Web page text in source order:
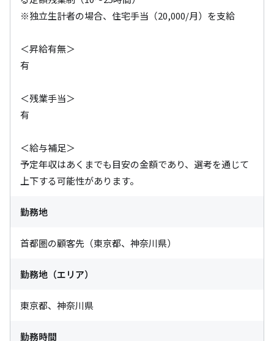
※独立生計者の場合、住宅手当（20,000/月）を支給
＜昇給有無＞
有
＜残業手当＞
有
＜給与補足＞
予定年収はあくまでも目安の金額であり、選考を通じて
上下する可能性があります。
勤務地
首都圏の顧客先（東京都、神奈川県）
勤務地（エリア）
東京都、神奈川県
勤務時間